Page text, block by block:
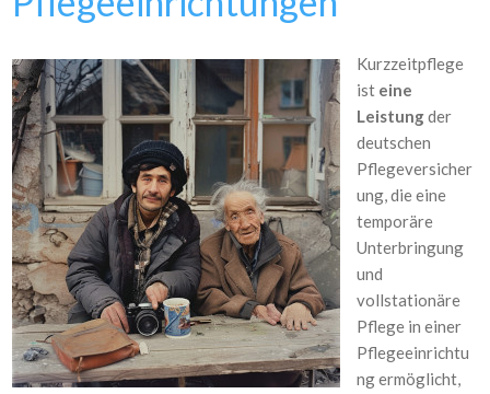
Kurzzeitpflege
ist eine
Leistungder
deutschen
Pflegeversicher
ung, die eine
temporäre
Unterbringung
und
vollstationäre
Pflege in einer
Pflegeeinrichtu
ng ermöglicht,